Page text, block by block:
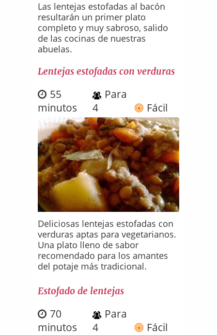
Las lentejas estofadas al bacón
resultarán un primer plato
completo y muy sabroso, salido
de las cocinas de nuestras
abuelas.
Lentejas estofadas con verduras
55
minutos
Para
4
Fácil
Deliciosas lentejas estofadas con
verduras aptas para vegetarianos.
Una plato lleno de sabor
recomendado para los amantes
del potaje más tradicional.
Estofado de lentejas
70
minutos
Para
4
Fácil